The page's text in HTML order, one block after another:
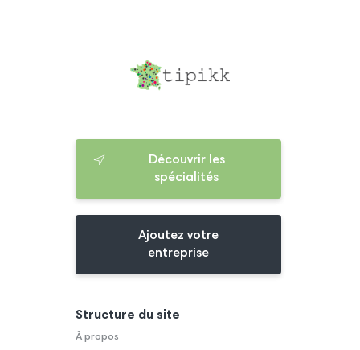
Découvrir les
spécialités
Ajoutez votre
entreprise
Structure du site
À propos